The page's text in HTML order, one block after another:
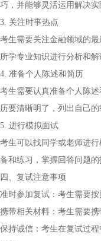
巧，并能够灵活运用解决实
3. 关注时事热点
考生需要关注金融领域的
所学专业知识进行分析和解
4. 准备个人陈述和简历
考生需要认真准备个人陈
历要清晰明了，列出自己
5. 进行模拟面试
考生可以找同学或老师进
备和练习，掌握回答问题的
四、复试注意事项
准时参加复试：考生需要
携带相关材料：考生需要
保持诚信：考生在复试过